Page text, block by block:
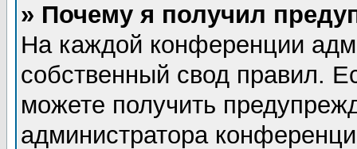
» Почему я получил
На каждой конференции
собственный свод правил.
можете получить
администратора